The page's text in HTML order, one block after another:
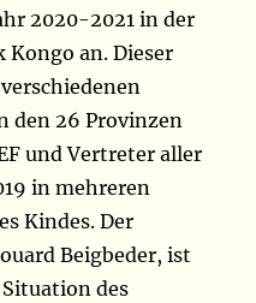
2020-2021 in der
Kongo an. Dieser
den 26 Provinzen
und Vertreter aller
in mehreren
Kindes. Der
Beigbeder, ist
des